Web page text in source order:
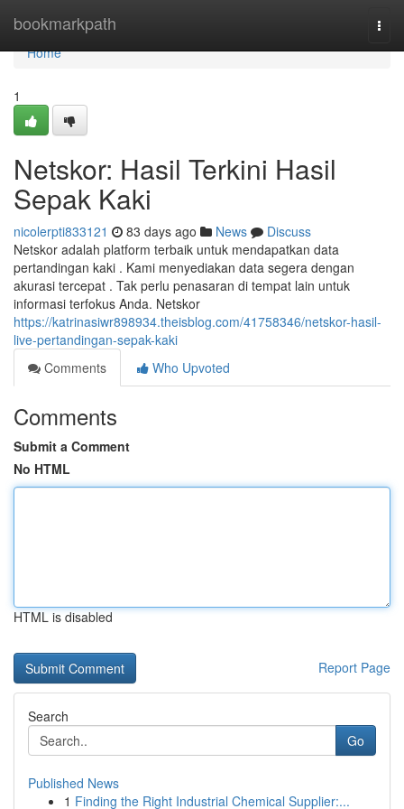
bookmarkpath
Home
Home
1
Netskor: Hasil Terkini Hasil
Sepak Kaki
nicolerpti833121 83 days ago News
Discuss
Netskor adalah platform terbaik untuk mendapatkan data
pertandingan kaki . Kami menyediakan data segera dengan
akurasi tercepat . Tak perlu penasaran di tempat lain untuk
informasi terfokus Anda. Netskor
https://katrinasiwr898934.theisblog.com/41758346/netskor-hasil-
live-pertandingan-sepak-kaki
Comments
Who Upvoted
Comments
Submit a Comment
No HTML
HTML is disabled
Report Page
Search
Go
Published News
1 Finding the Right Industrial Chemical Supplier:...